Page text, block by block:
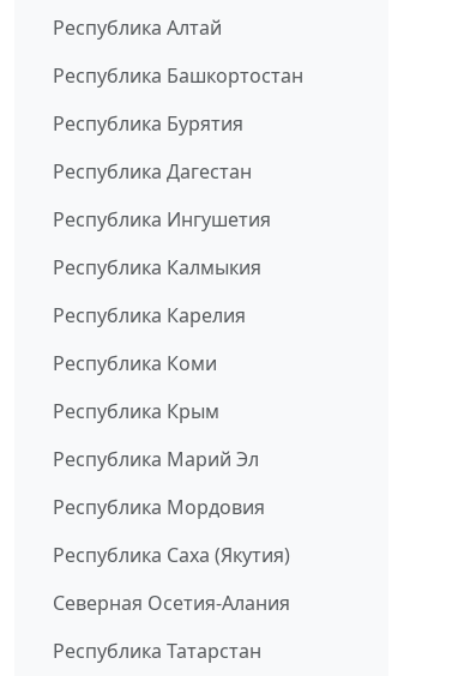
Республика Алтай
Республика Башкортостан
Республика Бурятия
Республика Дагестан
Республика Ингушетия
Республика Калмыкия
Республика Карелия
Республика Коми
Республика Крым
Республика Марий Эл
Республика Мордовия
Республика Саха (Якутия)
Северная Осетия-Алания
Республика Татарстан